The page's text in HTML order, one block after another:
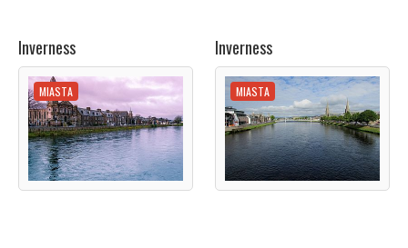
Inverness
MIASTA
Inverness
MIASTA